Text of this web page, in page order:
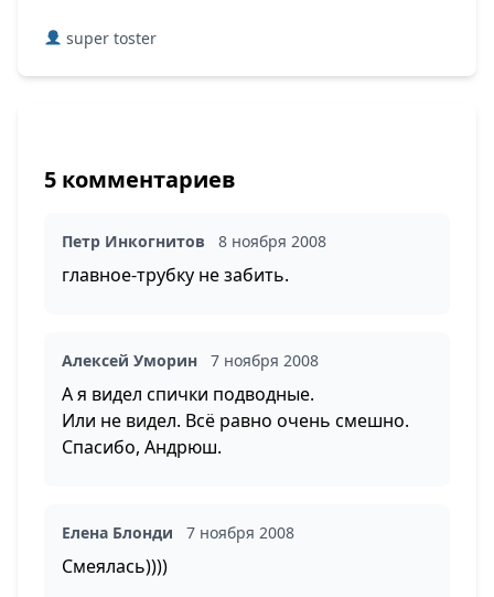
super toster
5 комментариев
Петр Инкогнитов 8 ноября 2008
главное-трубку не забить.
Алексей Уморин 7 ноября 2008
А я видел спички подводные.
Или не видел. Всё равно очень смешно.
Спасибо, Андрюш.
Елена Блонди 7 ноября 2008
Смеялась))))